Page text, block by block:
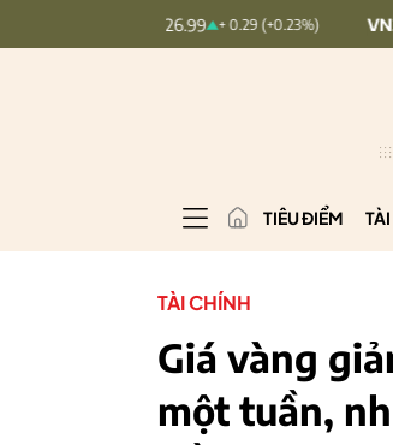
+ 0.29 (+0.23%) VN30:1,911.09
TIÊU ĐIỂM
TÀI CHÍNH
Giá vàng
một tuần,